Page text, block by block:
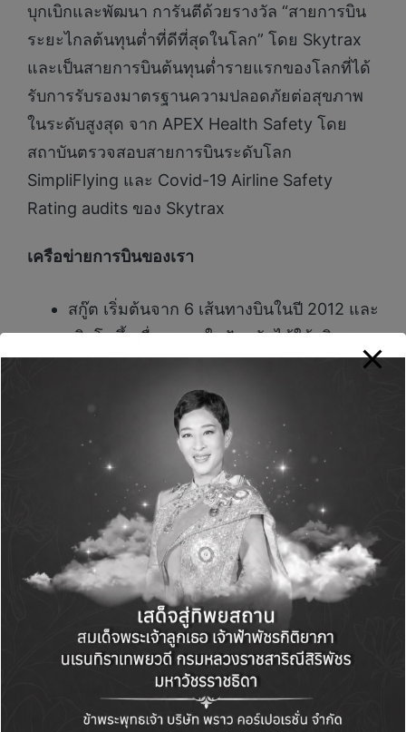
บุกเบิกและพัฒนา การันตีด้วยรางวัล “สายการบิน
ระยะไกลต้นทุนต่ำที่ดีที่สุดในโลก” โดย Skytrax
และเป็นสายการบินต้นทุนต่ำรายแรกของโลกที่ได้
รับการรับรองมาตรฐานความปลอดภัยต่อสุขภาพ
ในระดับสูงสุด จาก APEX Health Safety โดย
สถาบันตรวจสอบสายการบินระดับโลก
SimpliFlying และ Covid-19 Airline Safety
Rating audits ของ Skytrax
เครือข่ายการบินของเรา
สกู๊ต เริ่มต้นจาก 6 เส้นทางบินในปี 2012 และ
เติบโตขึ้นเรื่อยๆ จนในปัจจุบันได้ให้บริการ
ผู้คนจากหลากหลายภูมิภาค ตั้งแต่
ออสเตรเลีย เอเชีย ตะวันออกกลาง ไปจนถึง
ยุโรป
ในปีที่ผ่านมา เรายังได้เพิ่มจุดหมายปลายทาง
ใหม่ๆ ได้แก่ ลอนดอน (สหราชอาณาจักร)
มิริ (มาเลเซีย) และ ดาเวา (ฟิลิปปินส์)
ด้วยอิทธิพลของวัฒนธรรมเกาหลีที่ขยายวง
กว้างข้ามเขตพรมแดนและวัฒนธรรม ทำให้
ล่าสุด สายการบินสกู๊ตได้เปิดเส้นทางบินใหม่
ไปยัง เชจู (เกาหลีใต้) ซึ่งสะท้อนถึงความมุ่ง
มั่นในการสร้างประสบการณ์การเดินทางที่
ตอบโจทย์ความต้องการและความชอบของผู้